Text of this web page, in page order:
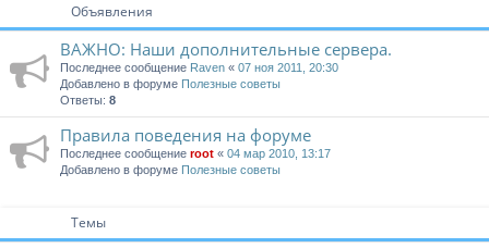
Объявления
ВАЖНО: Наши дополнительные сервера.
Последнее сообщение Raven « 07 ноя 2011, 20:30
Добавлено в форуме Полезные советы
Ответы: 8
Правила поведения на форуме
Последнее сообщение root « 04 мар 2010, 13:17
Добавлено в форуме Полезные советы
Темы